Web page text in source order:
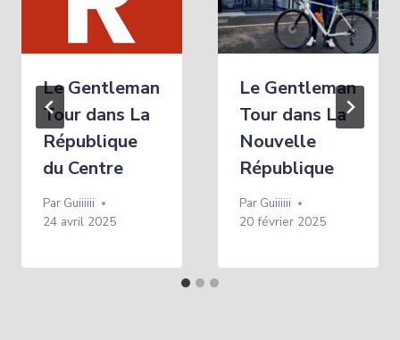
Le Gentleman
Tour dans La
République
du Centre
Par Guiiiiii
24 avril 2025
Le Gentleman
Tour dans La
Nouvelle
République
Par Guiiiiii
20 février 2025